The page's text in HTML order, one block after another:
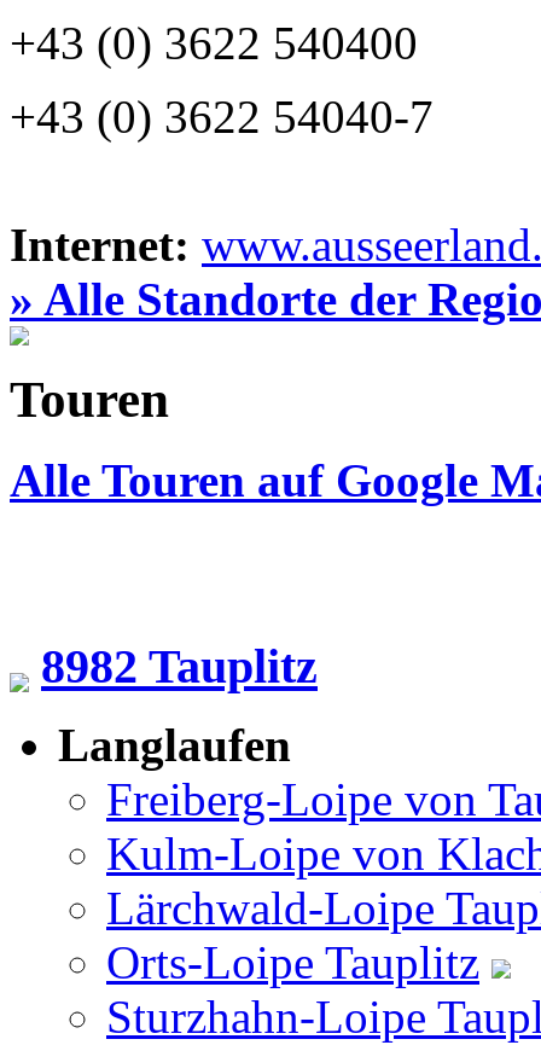
+43 (0) 3622 540400
+43 (0) 3622 54040-7
Internet:
» Alle Standorte der
Touren
Alle Touren auf Google
8982 Tauplitz
Langlaufen
Freiberg-Loipe von
Kulm-Loipe von
Lärchwald-Loipe
Orts-Loipe Tauplitz
Sturzhahn-Loipe